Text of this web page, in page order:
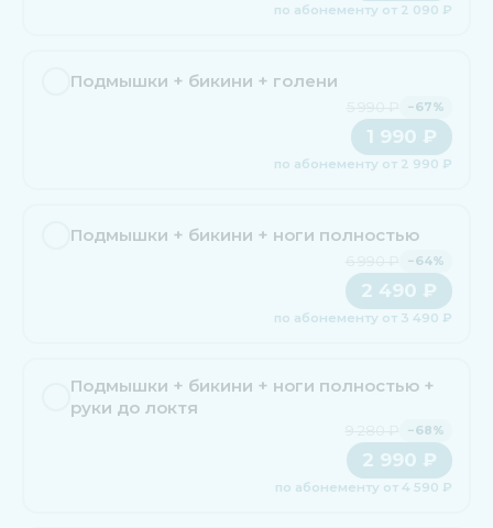
по абонементу от 2 090 ₽
Подмышки + бикини + голени
−67%
1 990 ₽
по абонементу от 2 990 ₽
Подмышки + бикини + ноги полностью
−64%
2 490 ₽
по абонементу от 3 490 ₽
Подмышки + бикини + ноги полностью +
руки до локтя
−68%
2 990 ₽
по абонементу от 4 590 ₽